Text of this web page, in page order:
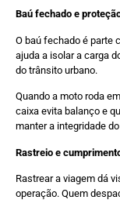
Baú fechado e
O baú fechado é parte
ajuda a isolar a carga
do trânsito urbano.
Quando a moto roda
caixa evita balanço e
manter a integridade
Rastreio e
Rastrear a viagem dá
operação. Quem